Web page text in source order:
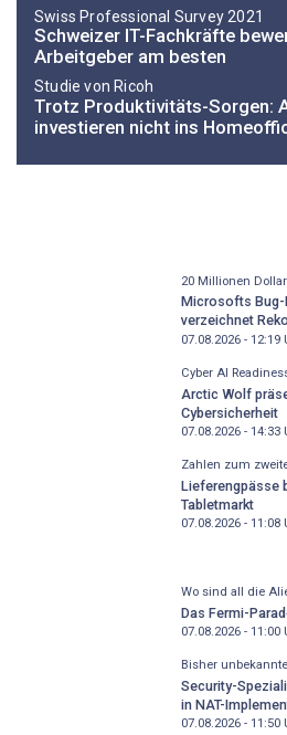
Swiss Professional Survey 2021
Schweizer IT-Fachkräfte
Arbeitgeber am besten
Studie von Ricoh
Trotz Produktivitäts-Sorgen:
investieren nicht ins
20 Millionen
Microsofts Bug-
verzeichnet
07.08.2026 - 12:19
Cyber AI
Arctic Wolf
Cybersicherheit
07.08.2026 - 14:33
Zahlen zum
Lieferengpässe
Tabletmarkt
07.08.2026 - 11:08
Wo sind all die
Das Fermi-
07.08.2026 - 11:00
Bisher
Security-
in NAT-
07.08.2026 - 11:50